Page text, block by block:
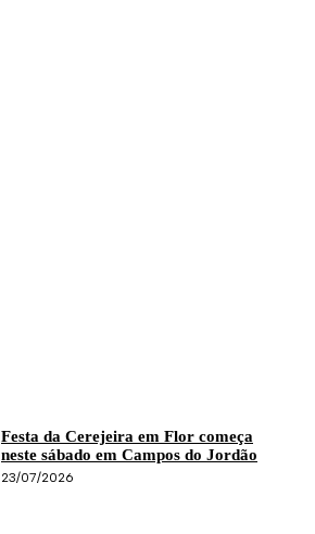
Festa da Cerejeira em Flor começa
neste sábado em Campos do Jordão
23/07/2026